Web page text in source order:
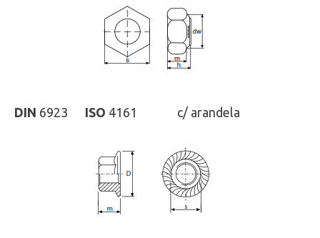
DIN 6923 ISO 4161 c/ arandela